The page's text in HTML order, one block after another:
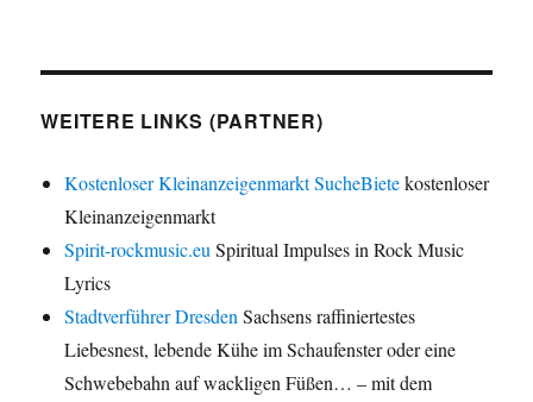
WEITERE LINKS (PARTNER)
Kostenloser Kleinanzeigenmarkt SucheBietekostenloser
Kleinanzeigenmarkt
Spirit-rockmusic.eu Spiritual Impulses in Rock Music
Lyrics
Stadtverführer Dresden Sachsens raffiniertestes
Liebesnest, lebende Kühe im Schaufenster oder eine
Schwebebahn auf wackligen Füßen… – mit dem